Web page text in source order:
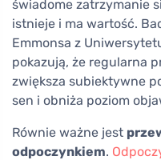
świadome zatrzymanie
istnieje i ma wartość.
Emmonsa z
pokazują, że regularna
zwiększa subiektywne
sen i obniża poziom
Równie ważne jest
odpoczynkiem.